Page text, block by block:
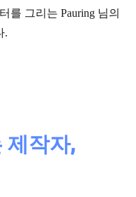
를 그리는 Pauring 님의
.
제작자,